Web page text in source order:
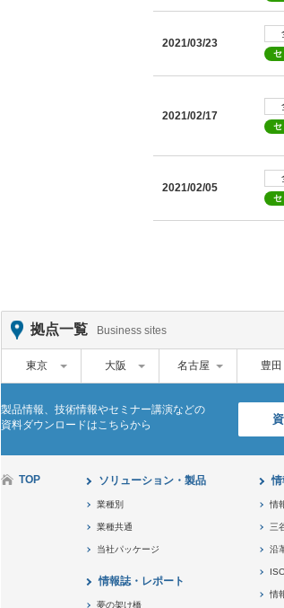
2021/03/23
セ
2021/02/17
セ
2021/02/05
セ
拠点一覧 Business sites
東京 大阪 名古屋 豊田
製品情報、技術情報やセミナー講演などの
資料ダウンロードはこちらから
TOP ソリューション・製品
業種別
業種共通
当社パッケージ
情報誌・レポート
夢の架け橋
情
三
沿
情